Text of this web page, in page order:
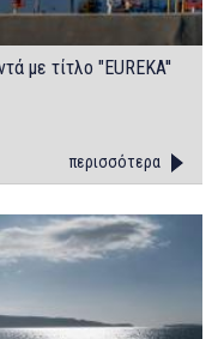
με τίτλο "EUREKA''
περισσότερα